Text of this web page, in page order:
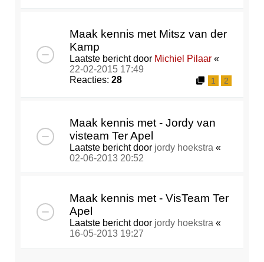
Maak kennis met Mitsz van der
Kamp
Laatste bericht door Michiel Pilaar «
22-02-2015 17:49
Reacties: 28 1 2
Maak kennis met - Jordy van
visteam Ter Apel
Laatste bericht door jordy hoekstra «
02-06-2013 20:52
Maak kennis met - VisTeam Ter
Apel
Laatste bericht door jordy hoekstra «
16-05-2013 19:27